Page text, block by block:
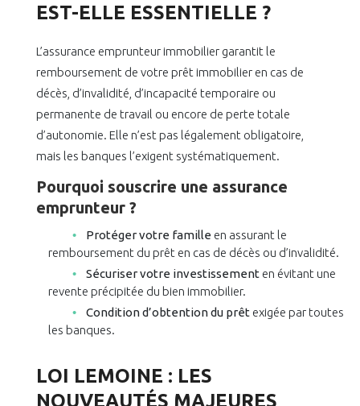
EST-ELLE ESSENTIELLE ?
L’assurance emprunteur immobilier garantit le
remboursement de votre prêt immobilier en cas de
décès, d’invalidité, d’incapacité temporaire ou
permanente de travail ou encore de perte totale
d’autonomie. Elle n’est pas légalement obligatoire,
mais les banques l’exigent systématiquement.
Pourquoi souscrire une assurance
emprunteur ?
Protéger votre famille en assurant le
remboursement du prêt en cas de décès ou d’invalidité.
Sécuriser votre investissementen évitant une
revente précipitée du bien immobilier.
Condition d’obtention du prêtexigée par toutes
les banques.
LOI LEMOINE : LES
NOUVEAUTÉS MAJEURES